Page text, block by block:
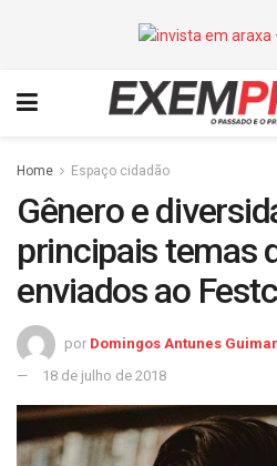
Home Espaço cidadão
Gênero e
principais temas
enviados ao
por Domingos Antunes
18 de julho de 2018